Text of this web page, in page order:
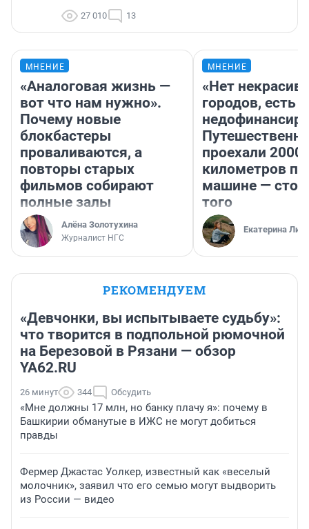
27 010 13
МНЕНИЕ
«Аналоговая жизнь —
вот что нам нужно».
Почему новые
блокбастеры
проваливаются, а
повторы старых
фильмов собирают
полные залы
Алёна Золотухина
Журналист НГС
МНЕНИЕ
«Нет
городов, есть
проехали 2000
километров по
машине —
того
Екатерина
РЕКОМЕНДУЕМ
«Девчонки, вы испытываете судьбу»:
что творится в подпольной рюмочной
на Березовой в Рязани — обзор
YA62.RU
26 минут 344 Обсудить
«Мне должны 17 млн, но банку плачу я»: почему в
Башкирии обманутые в ИЖС не могут добиться
правды
Фермер Джастас Уолкер, известный как «веселый
молочник», заявил что его семью могут выдворить
из России — видео